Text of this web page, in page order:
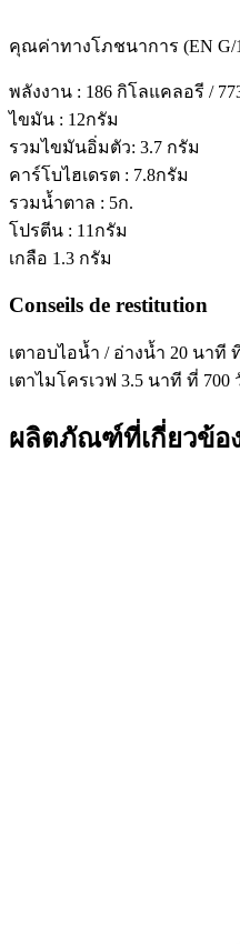
คุณค่าทางโภชนาการ (EN G/
พลังงาน : 186 กิโลแคลอรี /
ไขมัน : 12กรัม
รวมไขมันอิ่มตัว: 3.7 กรัม
คาร์โบไฮเดรต : 7.8กรัม
รวมน้ำตาล : 5ก.
โปรตีน : 11กรัม
เกลือ 1.3 กรัม
Conseils de restitution
เตาอบไอน้ำ / อ่างน้ำ 20 นาที
เตาไมโครเวฟ 3.5 นาที ที่ 700
ผลิตภัณฑ์ที่เกี่ยวข้อ